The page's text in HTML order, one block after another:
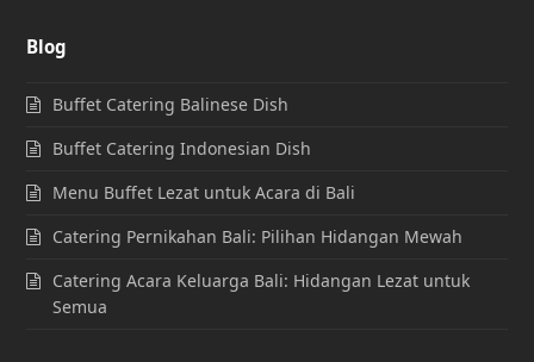
Blog
Buffet Catering Balinese Dish
Buffet Catering Indonesian Dish
Menu Buffet Lezat untuk Acara di Bali
Catering Pernikahan Bali: Pilihan Hidangan Mewah
Catering Acara Keluarga Bali: Hidangan Lezat untuk
Semua